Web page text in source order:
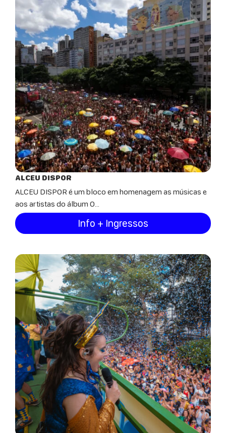
ALCEU DISPOR
ALCEU DISPOR é um bloco em homenagem as músicas e
aos artistas do álbum O...
Info + Ingressos